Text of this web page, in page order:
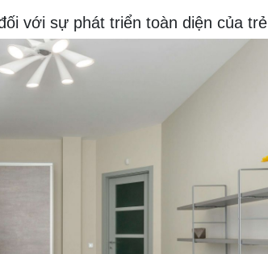
với sự phát triển toàn diện của trẻ